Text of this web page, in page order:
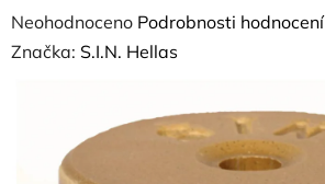
Průměrné
hodnocení
Neohodnoceno Podrobnosti hodnocení
Značka: S.I.N. Hellas